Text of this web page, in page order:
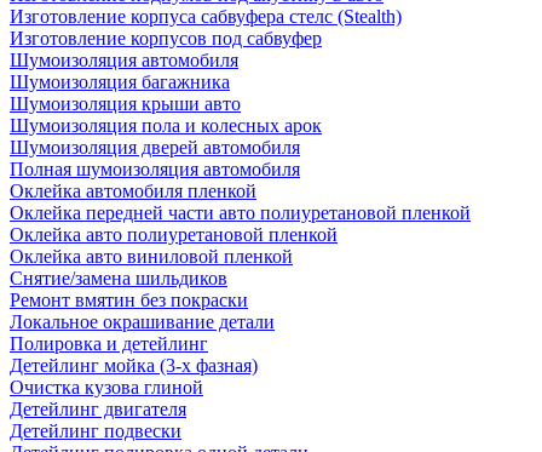
Изготовление корпуса сабвуфера стелс (Stealth)
Изготовление корпусов под сабвуфер
Шумоизоляция автомобиля
Шумоизоляция багажника
Шумоизоляция крыши авто
Шумоизоляция пола и колесных арок
Шумоизоляция дверей автомобиля
Полная шумоизоляция автомобиля
Оклейка автомобиля пленкой
Оклейка передней части авто полиуретановой пленкой
Оклейка авто полиуретановой пленкой
Оклейка авто виниловой пленкой
Снятие/замена шильдиков
Ремонт вмятин без покраски
Локальное окрашивание детали
Полировка и детейлинг
Детейлинг мойка (3-х фазная)
Очистка кузова глиной
Детейлинг двигателя
Детейлинг подвески